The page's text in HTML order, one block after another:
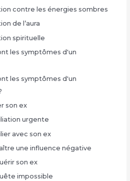
contre les énergies sombres
de l’aura
spirituelle
les symptômes d'un
les symptômes d'un
son ex
urgente
avec son ex
une influence négative
son ex
impossible